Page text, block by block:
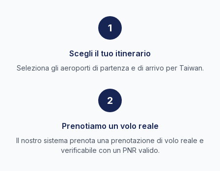
1
Scegli il tuo itinerario
Seleziona gli aeroporti di partenza e di arrivo per Taiwan.
2
Prenotiamo un volo reale
Il nostro sistema prenota una prenotazione di volo reale e
verificabile con un PNR valido.